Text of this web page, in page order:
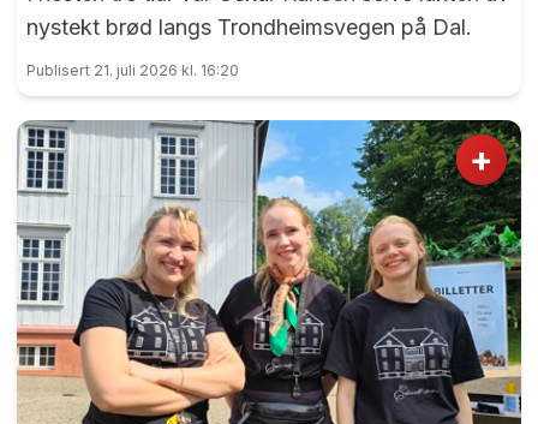
nystekt brød langs Trondheimsvegen på Dal.
Publisert 21. juli 2026 kl. 16:20
+